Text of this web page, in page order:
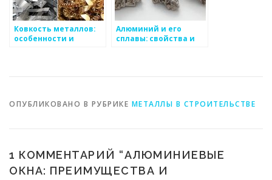
Ковкость металлов:
особенности и
Алюминий и его
сплавы: свойства и
ОПУБЛИКОВАНО В РУБРИКЕ МЕТАЛЛЫ В СТРОИТЕЛЬСТВЕ
1 КОММЕНТАРИЙ “АЛЮМИНИЕВЫЕ
ОКНА: ПРЕИМУЩЕСТВА И